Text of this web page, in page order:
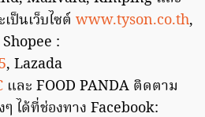
ป็นเว็บไซต์ www.tyson.co.th,
:
, Lazada
และ FOOD PANDA ติดตาม
ๆ ได้ที่ช่องทาง Facebook: